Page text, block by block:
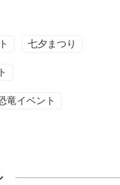
七夕まつり
竜イベント